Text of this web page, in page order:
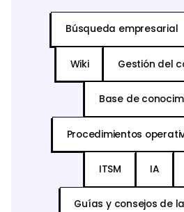
Búsqueda empresarial
Wiki Gestión del
Base de
Procedimientos
ITSM IA
Guías y consejos de